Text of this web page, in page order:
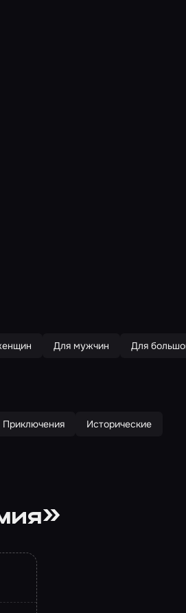
Для мужчин Для
Приключения Исторические